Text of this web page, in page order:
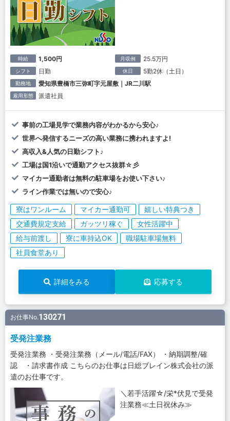
時給 1,500円 月収例 25.5万円
シフト 日勤 休日 5勤2休（土日）
勤務地 愛知県豊橋市三弥町字元屋敷｜JR二川駅
雇用形態 派遣社員
事前の工場見学で業務内容がわかるから安心♪
世界へ発信するニーズの高い業務に携われますよ!
高収入&人気の日勤シフト♪
工場は国1沿いで通勤アクセス抜群☆彡
マイカー通勤者は無料の駐車場をお使い下さい♪
ライン作業では無いので安心♪
寮はワンルーム マイカー通勤可
嬉しい特典つき
交通費規定支給
ガッツリ稼ぐ
女性活躍中
給与前渡し
寮に車持込OK
職場駐車場無料
社員食堂あり
詳細をみる 応募する
お仕事No.130271
受発注業務
受発注業務 ・受発注業務（メール/電話/FAX） ・納期調整/確
認 ・請求書作成 こちらのお仕事は日総ブレイン株式会社の派
遣のお仕事です。
＼若手活躍☆/栄*伏見で受発
注業務≪土日祝休み≫